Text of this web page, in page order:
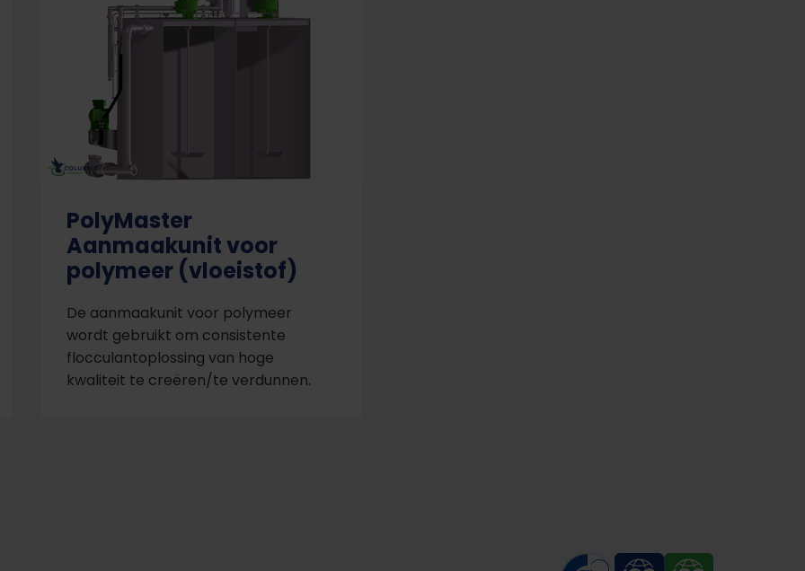
PolyMaster
Aanmaakunit voor
polymeer (vloeistof)
De aanmaakunit voor polymeer
wordt gebruikt om consistente
flocculantoplossing van hoge
kwaliteit te creëren/te verdunnen.